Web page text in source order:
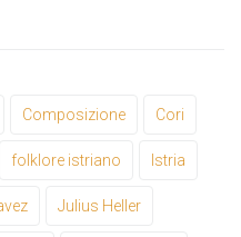
Composizione Cori
folklore istriano Istria
Julius Heller